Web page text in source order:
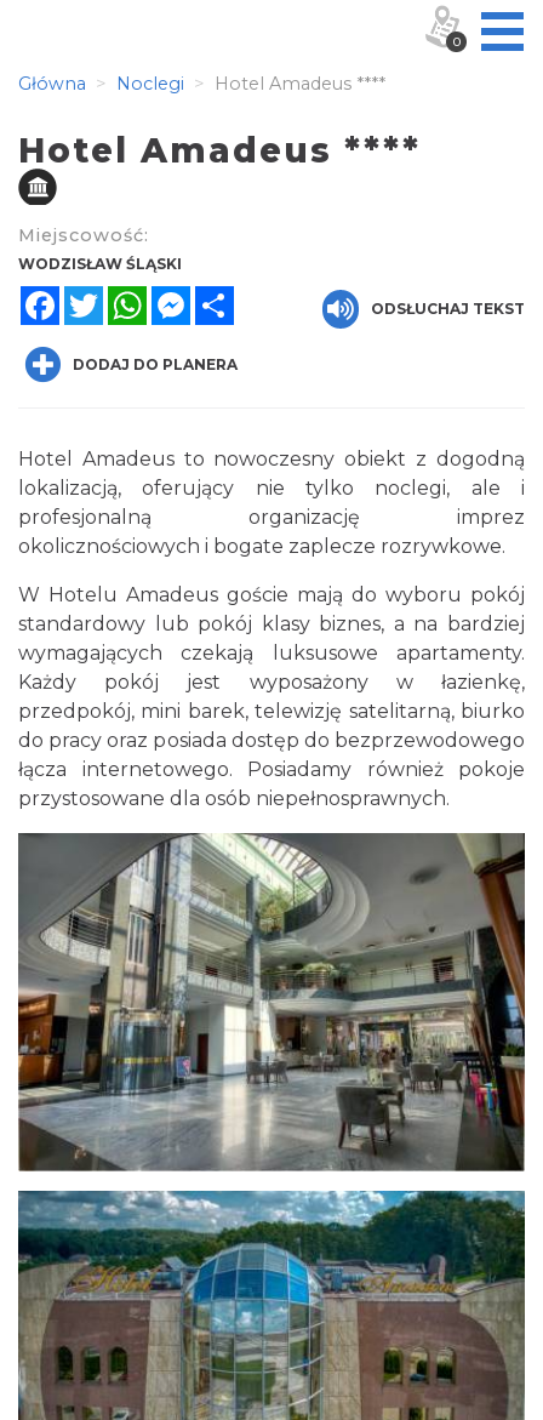
Główna Noclegi Hotel Amadeus ****
Hotel Amadeus ****
Miejscowość:
WODZISŁAW ŚLĄSKI
FacebookTwitterWhatsAppMessenger
ODSŁUCHAJ TEKST
DODAJ DO PLANERA
Hotel Amadeus to nowoczesny obiekt z dogodną
lokalizacją, oferujący nie tylko noclegi, ale i
profesjonalną organizację imprez
okolicznościowych i bogate zaplecze rozrywkowe.
W Hotelu Amadeus goście mają do wyboru pokój
standardowy lub pokój klasy biznes, a na bardziej
wymagających czekają luksusowe apartamenty.
Każdy pokój jest wyposażony w łazienkę,
przedpokój, mini barek, telewizję satelitarną, biurko
do pracy oraz posiada dostęp do bezprzewodowego
łącza internetowego. Posiadamy również pokoje
przystosowane dla osób niepełnosprawnych.
0